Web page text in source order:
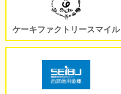
ケーキファクトリースマイル